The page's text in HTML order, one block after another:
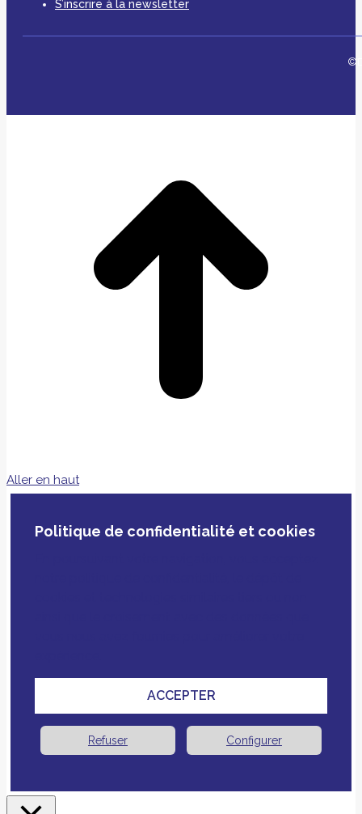
S’inscrire à la newsletter
Aller en haut
Politique de confidentialité et cookies
ACCEPTER
Refuser Configurer